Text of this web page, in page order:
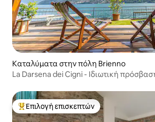
Καταλύματα στην πόλη Brienno
La Darsena dei Cigni - Ιδιωτική
Κορυφαία επιλογή επισκεπτών
Επιλογή επισκεπτών